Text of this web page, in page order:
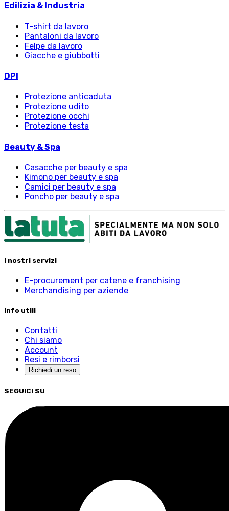
Edilizia & Industria
T-shirt da lavoro
Pantaloni da lavoro
Felpe da lavoro
Giacche e giubbotti
DPI
Protezione anticaduta
Protezione udito
Protezione occhi
Protezione testa
Beauty & Spa
Casacche per beauty e spa
Kimono per beauty e spa
Camici per beauty e spa
Poncho per beauty e spa
I nostri servizi
E-procurement per catene e franchising
Merchandising per aziende
Info utili
Contatti
Chi siamo
Account
Resi e rimborsi
Richiedi un reso
SEGUICI SU